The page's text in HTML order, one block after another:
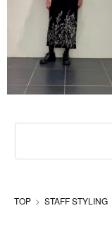
TOP STAFF STYLING